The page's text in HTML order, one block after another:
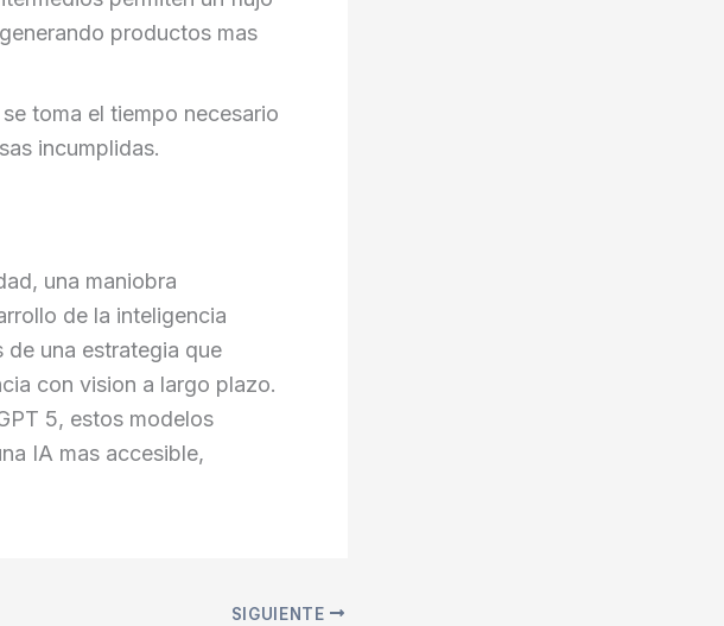
productos mas
toma el tiempo necesario
incumplidas.
una maniobra
de la inteligencia
una estrategia que
con vision a largo plazo.
5, estos modelos
IA mas accesible,
SIGUIENTE